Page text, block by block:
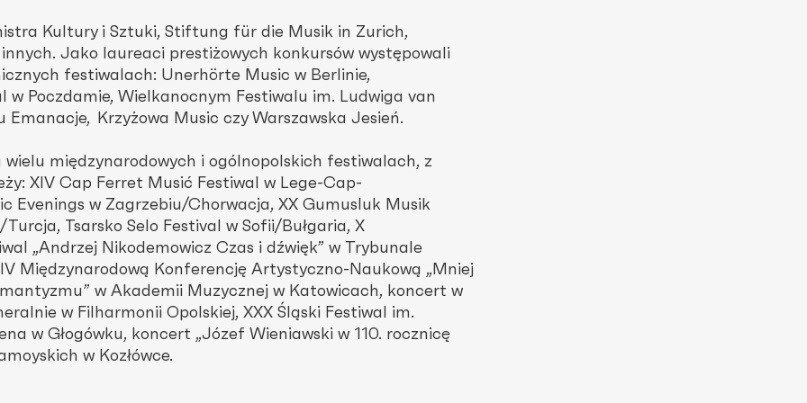
Kultury i Sztuki, Stiftung für die Musik in Zurich,
Jako laureaci prestiżowych konkursów występowali
festiwalach: Unerhörte Music w Berlinie,
w Poczdamie, Wielkanocnym Festiwalu im. Ludwiga van
Emanacje, Krzyżowa Music czy Warszawska Jesień.
wielu międzynarodowych i ogólnopolskich festiwalach, z
XIV Cap Ferret Musić Festiwal w Lege-Cap-
Evenings w Zagrzebiu/Chorwacja, XX Gumusluk Musik
Tsarsko Selo Festival w Sofii/Bułgaria, X
„Andrzej Nikodemowicz Czas i dźwięk” w Trybunale
Międzynarodową Konferencję Artystyczno-Naukową „Mniej
w Akademii Muzycznej w Katowicach, koncert w
w Filharmonii Opolskiej, XXX Śląski Festiwal im.
w Głogówku, koncert „Józef Wieniawski w 110. rocznicę
w Kozłówce.